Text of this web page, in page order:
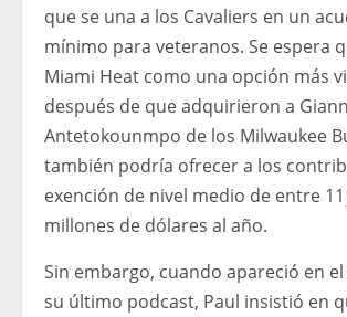
que se una a los Cavaliers en un
mínimo para veteranos. Se espera
Miami Heat como una opción más
después de que adquirieron a
Antetokounmpo de los Milwaukee
también podría ofrecer a los
exención de nivel medio de entre
millones de dólares al año.
Sin embargo, cuando apareció en
su último podcast, Paul insistió en